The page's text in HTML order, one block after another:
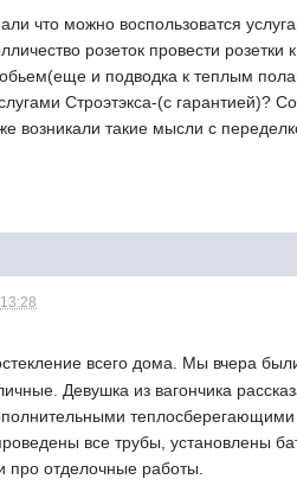
что можно воспользоватся
розеток провести
обьем(еще и подводка к теплым
Строэтэкса-(с гарантией)?
возникали такие мысли с
всего дома. Мы вчера
Девушка из вагончика
все трубы, установлены
про отделочные работы.